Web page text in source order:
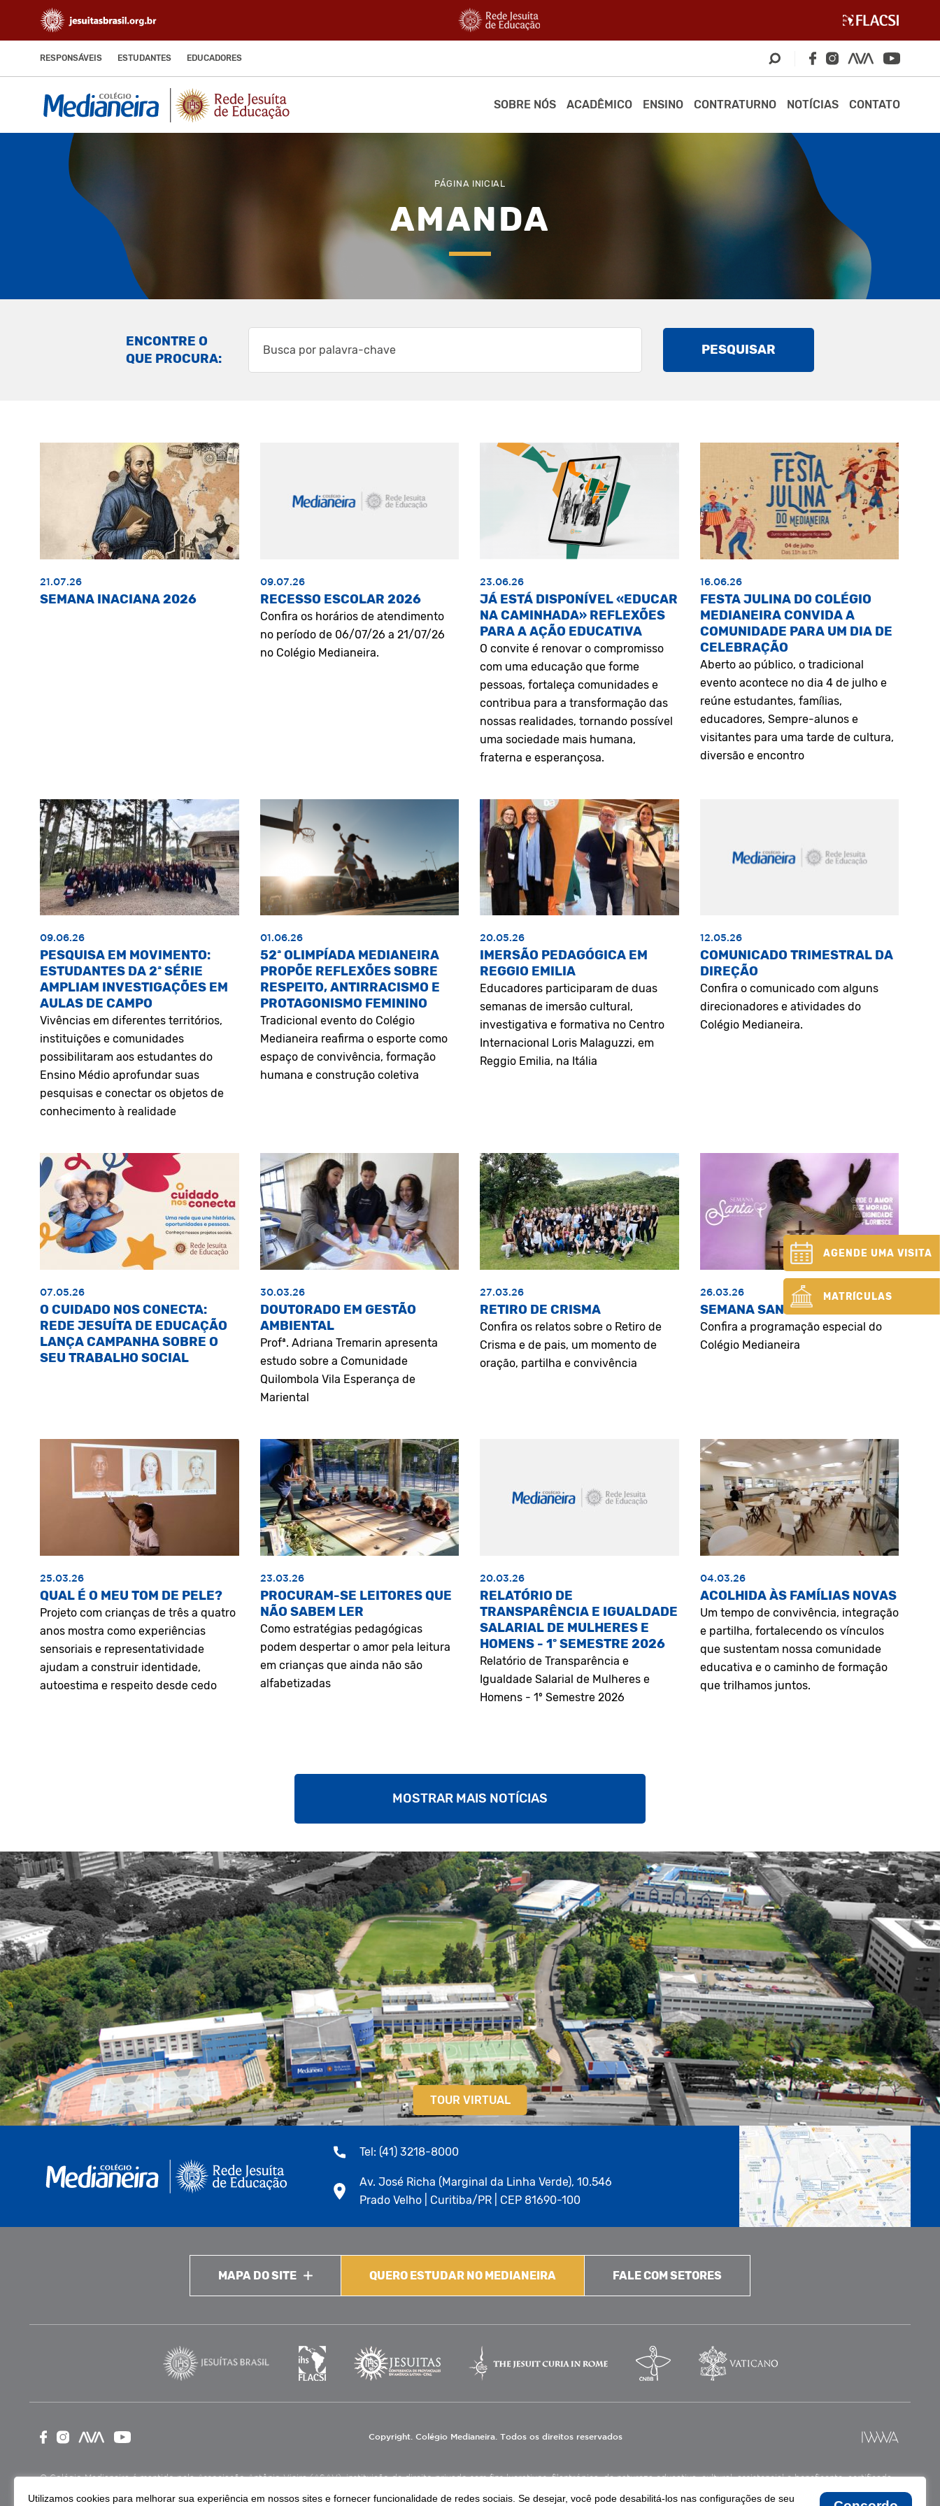
RESPONSÁVEIS ESTUDANTES EDUCADORES
SOBRE NÓS ACADÊMICO ENSINO CONTRATURNO NOTÍCIAS CONTATO
PÁGINA INICIAL
AMANDA
ENCONTRE O
QUE PROCURA:
PESQUISAR
21.07.26
SEMANA INACIANA 2026
09.07.26
RECESSO ESCOLAR 2026
Confira os horários de atendimento
no período de 06/07/26 a 21/07/26
no Colégio Medianeira.
23.06.26
JÁ ESTÁ DISPONÍVEL «EDUCAR
NA CAMINHADA» REFLEXÕES
PARA A AÇÃO EDUCATIVA
O convite é renovar o compromisso
com uma educação que forme
pessoas, fortaleça comunidades e
contribua para a transformação das
nossas realidades, tornando possível
uma sociedade mais humana,
fraterna e esperançosa.
16.06.26
FESTA JULINA DO COLÉGIO
MEDIANEIRA CONVIDA A
COMUNIDADE PARA UM DIA DE
CELEBRAÇÃO
Aberto ao público, o tradicional
evento acontece no dia 4 de julho e
reúne estudantes, famílias,
educadores, Sempre-alunos e
visitantes para uma tarde de cultura,
diversão e encontro
09.06.26
PESQUISA EM MOVIMENTO:
ESTUDANTES DA 2ª SÉRIE
AMPLIAM INVESTIGAÇÕES EM
AULAS DE CAMPO
Vivências em diferentes territórios,
instituições e comunidades
possibilitaram aos estudantes do
Ensino Médio aprofundar suas
pesquisas e conectar os objetos de
conhecimento à realidade
01.06.26
52ª OLIMPÍADA MEDIANEIRA
PROPÕE REFLEXÕES SOBRE
RESPEITO, ANTIRRACISMO E
PROTAGONISMO FEMININO
Tradicional evento do Colégio
Medianeira reafirma o esporte como
espaço de convivência, formação
humana e construção coletiva
20.05.26
IMERSÃO PEDAGÓGICA EM
REGGIO EMILIA
Educadores participaram de duas
semanas de imersão cultural,
investigativa e formativa no Centro
Internacional Loris Malaguzzi, em
Reggio Emilia, na Itália
12.05.26
COMUNICADO TRIMESTRAL DA
DIREÇÃO
Confira o comunicado com alguns
direcionadores e atividades do
Colégio Medianeira.
07.05.26
O CUIDADO NOS CONECTA:
REDE JESUÍTA DE EDUCAÇÃO
LANÇA CAMPANHA SOBRE O
SEU TRABALHO SOCIAL
30.03.26
DOUTORADO EM GESTÃO
AMBIENTAL
Profª. Adriana Tremarin apresenta
estudo sobre a Comunidade
Quilombola Vila Esperança de
Mariental
27.03.26
RETIRO DE CRISMA
Confira os relatos sobre o Retiro de
Crisma e de pais, um momento de
oração, partilha e convivência
26.03.26
SEMANA SANTA
Confira a programação especial do
Colégio Medianeira
25.03.26
QUAL É O MEU TOM DE PELE?
Projeto com crianças de três a quatro
anos mostra como experiências
sensoriais e representatividade
ajudam a construir identidade,
autoestima e respeito desde cedo
23.03.26
PROCURAM-SE LEITORES QUE
NÃO SABEM LER
Como estratégias pedagógicas
podem despertar o amor pela leitura
em crianças que ainda não são
alfabetizadas
20.03.26
RELATÓRIO DE
TRANSPARÊNCIA E IGUALDADE
SALARIAL DE MULHERES E
HOMENS - 1º SEMESTRE 2026
Relatório de Transparência e
Igualdade Salarial de Mulheres e
Homens - 1º Semestre 2026
04.03.26
ACOLHIDA ÀS FAMÍLIAS NOVAS
Um tempo de convivência, integração
e partilha, fortalecendo os vínculos
que sustentam nossa comunidade
educativa e o caminho de formação
que trilhamos juntos.
MOSTRAR MAIS NOTÍCIAS
AGENDE UMA VISITA
MATRÍCULAS
TOUR VIRTUAL
Tel: (41) 3218-8000
Av. José Richa (Marginal da Linha Verde), 10.546
Prado Velho | Curitiba/PR | CEP 81690-100
MAPA DO SITE QUERO ESTUDAR NO MEDIANEIRA FALE COM SETORES
Copyright. Colégio Medianeira. Todos os direitos reservados
O Colégio Medianeira é mantido pela Associação Antônio Vieira (ASAV), instituição de direito privado sem fins lucrativos, filantrópica, de natureza educativa, cultural, assistencial e beneficente, certificada
Utilizamos cookies para melhorar sua experiência em nossos sites e fornecer funcionalidade de redes sociais. Se desejar, você pode desabilitá-los nas configurações de seu